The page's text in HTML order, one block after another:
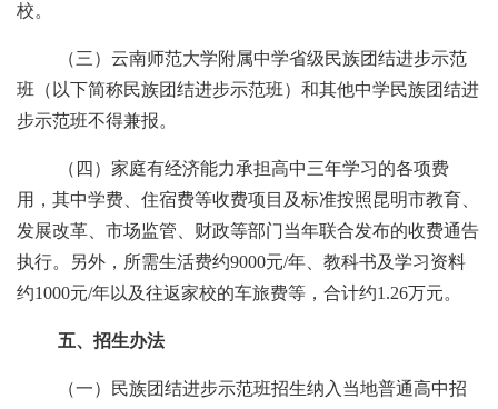
校。
（三）云南师范大学附属中学省级民族团结进步示范
班（以下简称民族团结进步示范班）和其他中学民族团结进
步示范班不得兼报。
（四）家庭有经济能力承担高中三年学习的各项费
用，其中学费、住宿费等收费项目及标准按照昆明市教育、
发展改革 、市场监管、财政等部门当年联合发布的收费通告
执行。 另外，所需生活费约9000元/年、教科书及学习资料
约1000元/年以及往返家校的车旅费等 ， 合计约1.26万元。
五、招生办法
（一）民族团结进步示范班招生纳入当地普通高中招